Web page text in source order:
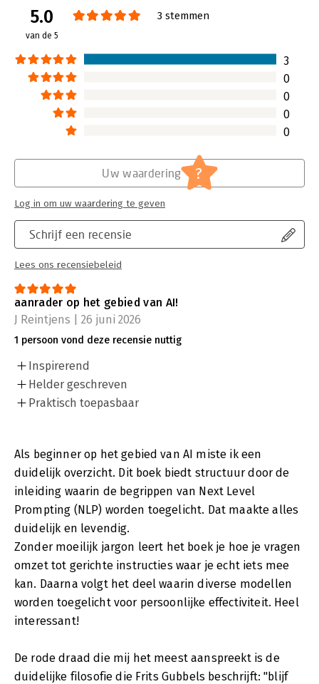
Verschijningsdatum:
28-7-2026
Hoofdrubriek:
5.0
van de 5
3 stemmen
3
0
0
0
0
Schrijf een recensie
Lees ons recensiebeleid
Uw waardering ?
Log in om uw waardering te geven
aanrader op het gebied van AI!
J Reintjens | 26 juni 2026
1 persoon vond deze recensie nuttig
Inspirerend
Helder geschreven
Praktisch toepasbaar
Als beginner op het gebied van AI miste ik een
duidelijk overzicht. Dit boek biedt structuur door de
inleiding waarin de begrippen van Next Level
Prompting (NLP) worden toegelicht. Dat maakte alles
duidelijk en levendig.
Zonder moeilijk jargon leert het boek je hoe je vragen
omzet tot gerichte instructies waar je echt iets mee
kan. Daarna volgt het deel waarin diverse modellen
worden toegelicht voor persoonlijke effectiviteit. Heel
interessant!
De rode draad die mij het meest aanspreekt is de
duidelijke filosofie die Frits Gubbels beschrijft: "blijf